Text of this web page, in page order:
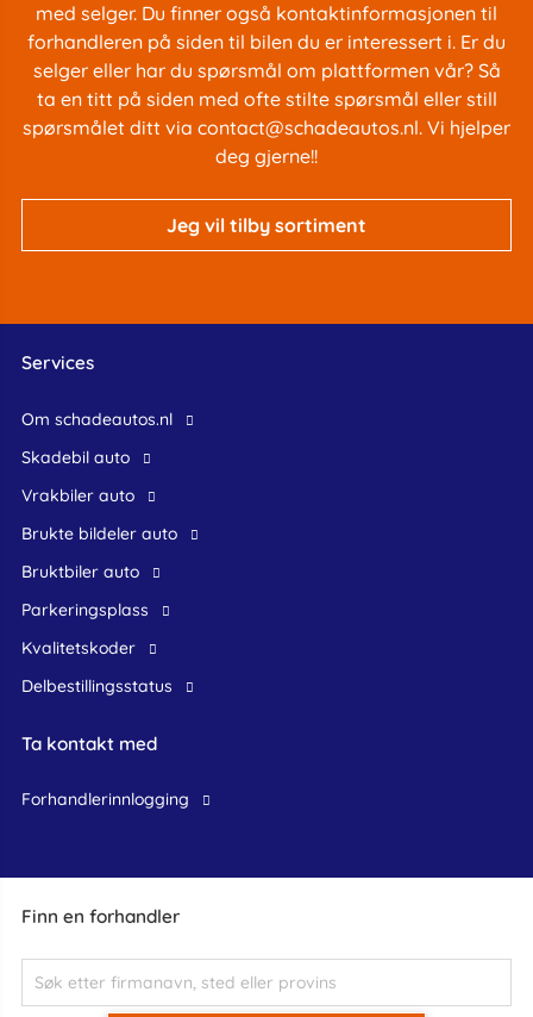
med selger. Du finner også kontaktinformasjonen til
forhandleren på siden til bilen du er interessert i. Er du
selger eller har du spørsmål om plattformen vår? Så
ta en titt på siden med ofte stilte spørsmål eller still
spørsmålet ditt via contact@schadeautos.nl. Vi hjelper
deg gjerne!!
Jeg vil tilby sortiment
Finn en forhandler
Services
Om schadeautos.nl
skadebil auto
Vrakbiler auto
Brukte bildeler auto
bruktbiler auto
Parkeringsplass
Kvalitetskoder
Delbestillingsstatus
Ta kontakt med
forhandlerinnlogging